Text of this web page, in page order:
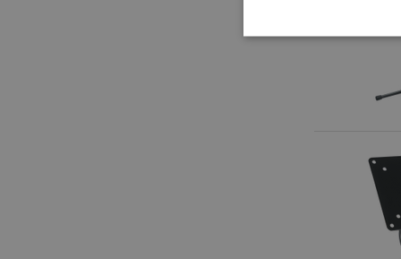
Les cookies
la gestion des